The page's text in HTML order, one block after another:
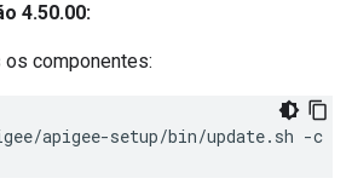
4.50.00:
componentes:
apigee-setup/bin/update.sh -